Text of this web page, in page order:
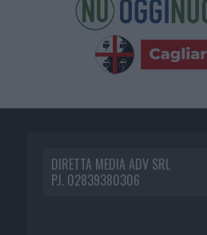
DIRETTA MEDIA ADV SRL
P.I. 02839380306